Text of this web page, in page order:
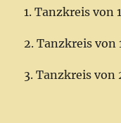
1. Tanzkreis von
2. Tanzkreis
3. Tanzkreis von